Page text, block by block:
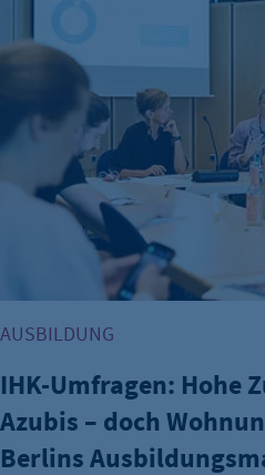
AUSBILDUNG
IHK-Umfragen: Hohe
Azubis – doch
Berlins